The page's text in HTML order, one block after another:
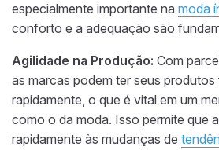
especialmente importante na moda
conforto e a adequação são
Agilidade na Produção: Com
as marcas podem ter seus
rapidamente, o que é vital em um
como o da moda. Isso permite que
rapidamente às mudanças de